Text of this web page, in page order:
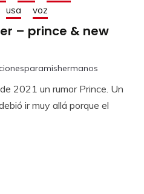
usa voz
– prince & new
2021 un rumor Prince. Un
ir muy allá porque el